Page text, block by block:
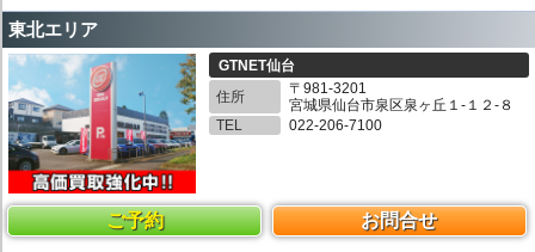
東北エリア
GTNET仙台
住所
〒981-3201
宮城県仙台市泉区泉ヶ丘１-１２-８
TEL
022-206-7100
ご予約 お問合せ